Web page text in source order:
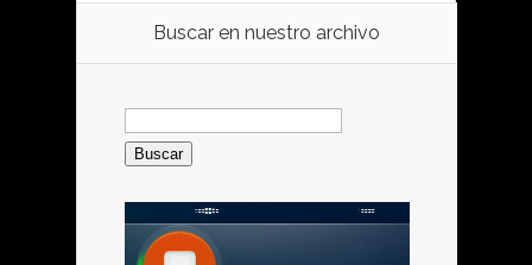
Buscar en nuestro archivo
Buscar: